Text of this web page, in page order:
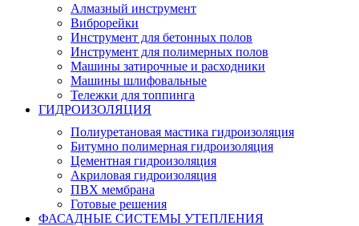
Алмазный инструмент
Виброрейки
Инструмент для бетонных полов
Инструмент для полимерных полов
Машины затирочные и расходники
Машины шлифовальные
Тележки для топпинга
ГИДРОИЗОЛЯЦИЯ
Полиуретановая мастика гидроизоляция
Битумно полимерная гидроизоляция
Цементная гидроизоляция
Акриловая гидроизоляция
ПВХ мембрана
Готовые решения
ФАСАДНЫЕ СИСТЕМЫ УТЕПЛЕНИЯ